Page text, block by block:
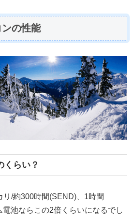
の性能
くらい？
リ/約300時間(SEND)、1時間
池ならこの2倍くらいになるでし